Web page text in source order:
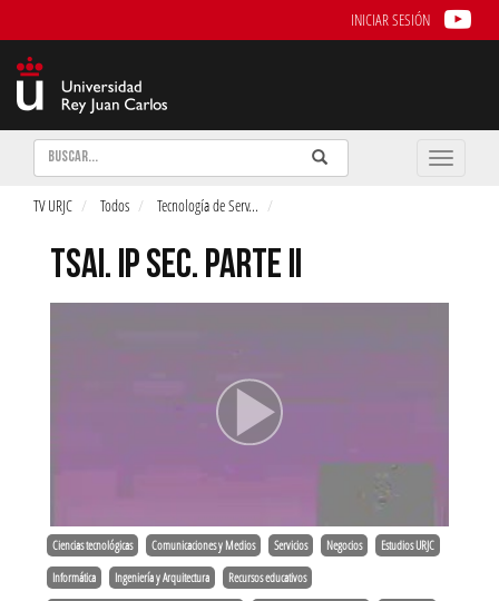
INICIAR SESIÓN
Buscar Enviar
Buscar
Toggle
TV URJC Todos Tecnología de Serv...
TSAI. IP SEC. PARTE II
Ciencias tecnológicas Comunicaciones y Medios Servicios Negocios Estudios URJC
Informática Ingeniería y Arquitectura Recursos educativos